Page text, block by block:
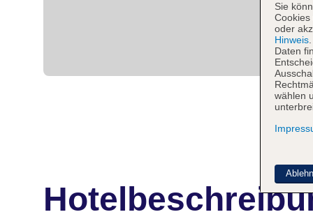
Sie
Cookies
oder
Hinweis
Daten
wählen